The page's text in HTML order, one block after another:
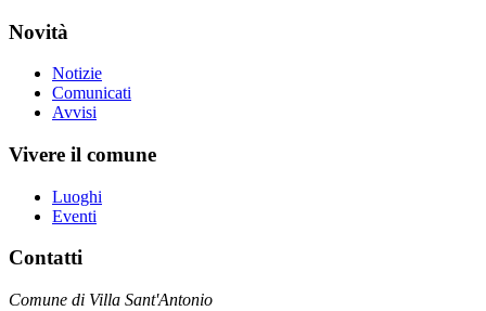
Novità
Notizie
Comunicati
Avvisi
Vivere il comune
Luoghi
Eventi
Contatti
Comune di Villa Sant'Antonio